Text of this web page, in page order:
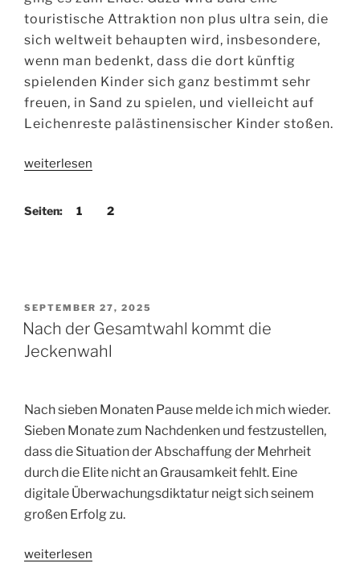
touristische Attraktion non plus ultra sein, die
sich weltweit behaupten wird, insbesondere,
wenn man bedenkt, dass die dort künftig
spielenden Kinder sich ganz bestimmt sehr
freuen, in Sand zu spielen, und vielleicht auf
Leichenreste palästinensischer Kinder stoßen.
„Bilanz
weiterlesen
Seiten: 1 2
VERÖFFENTLICHT
AM
SEPTEMBER 27, 2025
Nach der Gesamtwahl kommt die
Jeckenwahl
Nach sieben Monaten Pause melde ich mich wieder.
Sieben Monate zum Nachdenken und festzustellen,
dass die Situation der Abschaffung der Mehrheit
durch die Elite nicht an Grausamkeit fehlt. Eine
digitale Überwachungsdiktatur neigt sich seinem
großen Erfolg zu.
„Nach
weiterlesen